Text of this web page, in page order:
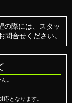
の際には、スタッ
問合せください。
。
応となります。